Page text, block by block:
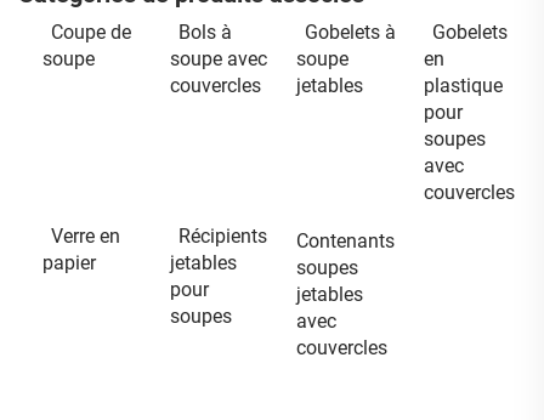
Coupe de
soupe
Bols à
soupe avec
couvercles
Gobelets à
soupe
jetables
Gobelets
en
plastique
pour
soupes
avec
couvercles
Verre en
papier
Récipients
jetables
pour
soupes
Contenants
soupes
jetables
avec
couvercles